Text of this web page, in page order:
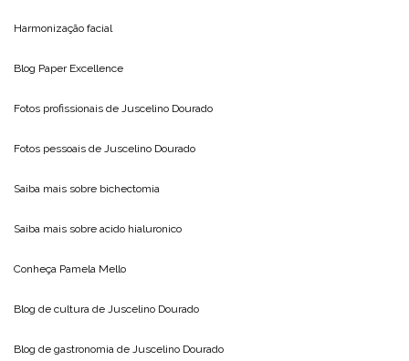
Harmonização facial
Blog Paper Excellence
Fotos profissionais de Juscelino Dourado
Fotos pessoais de Juscelino Dourado
Saiba mais sobre bichectomia
Saiba mais sobre acido hialuronico
Conheça Pamela Mello
Blog de cultura de Juscelino Dourado
Blog de gastronomia de Juscelino Dourado